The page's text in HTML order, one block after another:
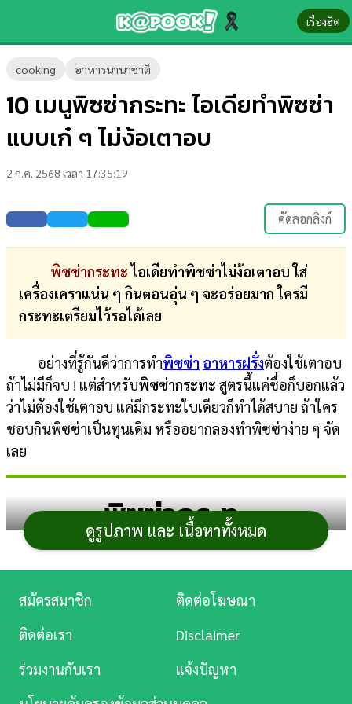
เรื่องฮิต
cooking อาหารนานาชาติ
10 เมนูพิซซ่ากระทะ ไอเดียทำพิซซ่า
แบบเก๋ ๆ ไม่ง้อเตาอบ
2 ก.ค. 2568 เวลา 17:35:19
คัดลอกลิงก์
พิซซ่ากระทะไอเดียทำพิซซ่าไม่ง้อเตาอบ ใส่
เครื่องเคราแน่น ๆ กินตอนอุ่น ๆ จะอร่อยมาก ใครมี
กระทะเตรียมไว้รอได้เลย
อย่างที่รู้กันดีว่าการทำพิซซ่า อาหารฝรั่งต้องใช้เตาอบ
ถ้าไม่มีก็จบ ! แต่สำหรับพิซซ่ากระทะ สูตรนี้แค่ชื่อก็บอกแล้ว
ว่าไม่ต้องใช้เตาอบ แค่มีกระทะใบเดียวก็ทำได้สบาย ถ้าใคร
ชอบกินพิซซ่าเป็นทุนเดิม หรืออยากลองทำพิซซ่าง่าย ๆ จัด
เลย
พิซซ่ากระทะ
ดูรูปภาพ และ เนื้อหาทั้งหมด
ข่าว-
ความ
รู้
บันเทิง
ตรวจ
ผล
บอล
สด
การ
เงิน
การ
ศึกษา
บันเทิง
ดู
Music
สมัครสมาชิก
ติดต่อโฆษณา
ติดต่อเรา
Disclaimer
ร่วมงานกับเรา
แจ้งปัญหา